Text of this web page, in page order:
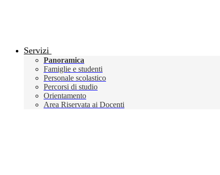
Servizi
Panoramica
Famiglie e studenti
Personale scolastico
Percorsi di studio
Orientamento
Area Riservata ai Docenti